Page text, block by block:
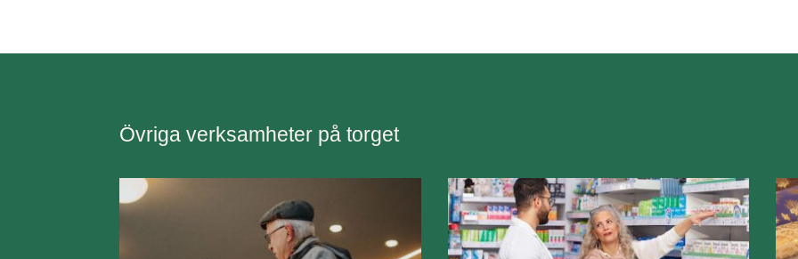
Övriga verksamheter på torget